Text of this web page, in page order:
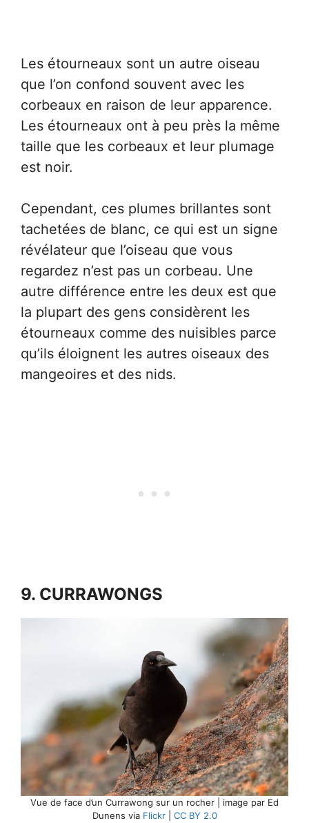
Les étourneaux sont un autre oiseau
que l’on confond souvent avec les
corbeaux en raison de leur apparence.
Les étourneaux ont à peu près la même
taille que les corbeaux et leur plumage
est noir.
Cependant, ces plumes brillantes sont
tachetées de blanc, ce qui est un signe
révélateur que l’oiseau que vous
regardez n’est pas un corbeau. Une
autre différence entre les deux est que
la plupart des gens considèrent les
étourneaux comme des nuisibles parce
qu’ils éloignent les autres oiseaux des
mangeoires et des nids.
9. CURRAWONGS
Vue de face d’un Currawong sur un rocher | image par Ed
Dunens via Flickr| CC BY 2.0